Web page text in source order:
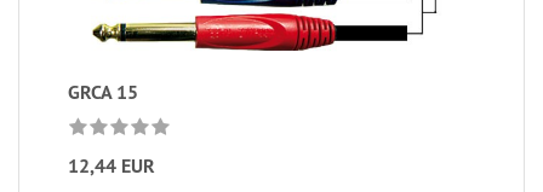
GRCA 15
12,44 EUR